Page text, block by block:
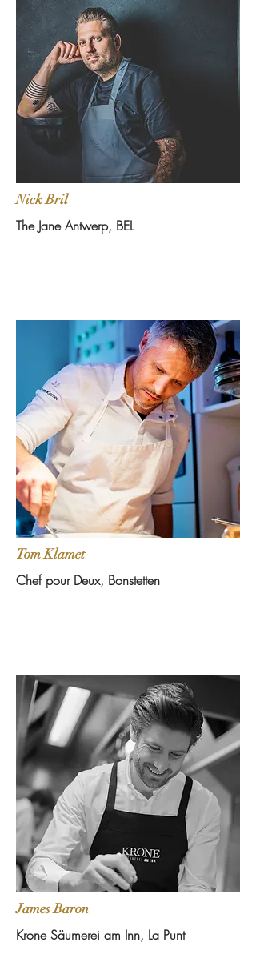
Nick Bril
The Jane Antwerp, BEL
Tom Klamet
Chef pour Deux, Bonstetten
James Baron
Krone Säumerei am Inn, La Punt